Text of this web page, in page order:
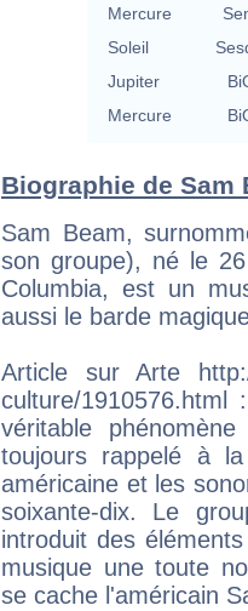
Mercure
Soleil
Jupiter
Mercure
Biographie de Sam
Sam Beam,
son groupe), né le
Columbia, est un
aussi le barde
Article sur Arte
culture/
véritable
toujours rappelé à
américaine et les
soixante-dix. Le
introduit des
musique une toute
se cache l'américain